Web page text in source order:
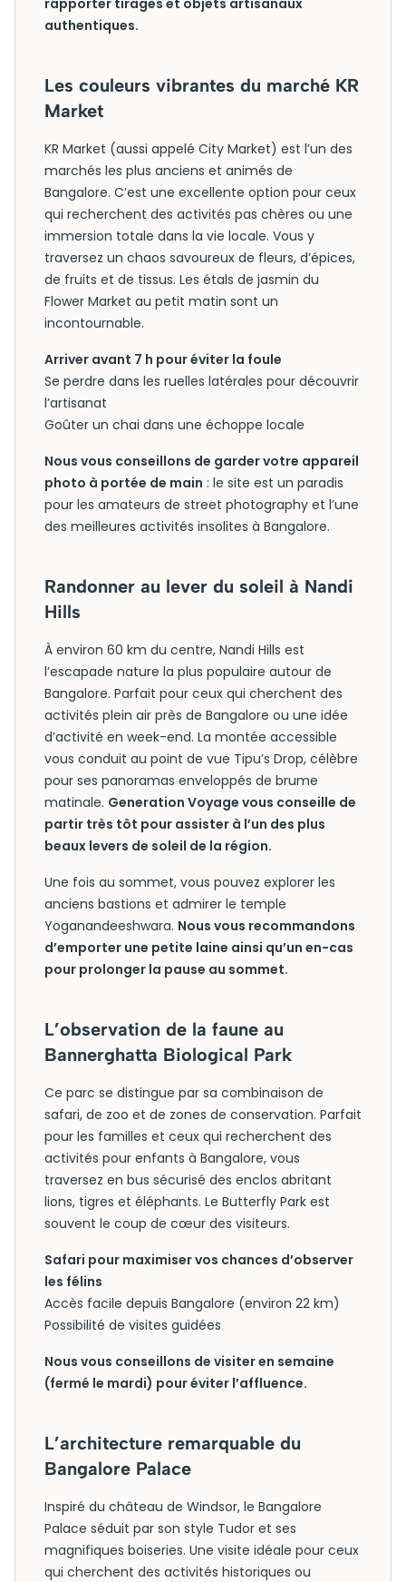
rapporter tirages et objets artisanaux
authentiques.
Les couleurs vibrantes du marché KR
Market
KR Market (aussi appelé City Market) est l’un des
marchés les plus anciens et animés de
Bangalore. C’est une excellente option pour ceux
qui recherchent des activités pas chères ou une
immersion totale dans la vie locale. Vous y
traversez un chaos savoureux de fleurs, d’épices,
de fruits et de tissus. Les étals de jasmin du
Flower Market au petit matin sont un
incontournable.
Arriver avant 7 h pour éviter la foule
Se perdre dans les ruelles latérales pour découvrir
l’artisanat
Goûter un chai dans une échoppe locale
Nous vous conseillons de garder votre appareil
photo à portée de main : le site est un paradis
pour les amateurs de street photography et l’une
des meilleures activités insolites à Bangalore.
Randonner au lever du soleil à Nandi
Hills
À environ 60 km du centre, Nandi Hills est
l’escapade nature la plus populaire autour de
Bangalore. Parfait pour ceux qui cherchent des
activités plein air près de Bangalore ou une idée
d’activité en week-end. La montée accessible
vous conduit au point de vue Tipu’s Drop, célèbre
pour ses panoramas enveloppés de brume
matinale. Generation Voyage vous conseille de
partir très tôt pour assister à l’un des plus
beaux levers de soleil de la région.
Une fois au sommet, vous pouvez explorer les
anciens bastions et admirer le temple
Yoganandeeshwara. Nous vous recommandons
d’emporter une petite laine ainsi qu’un en-cas
pour prolonger la pause au sommet.
L’observation de la faune au
Bannerghatta Biological Park
Ce parc se distingue par sa combinaison de
safari, de zoo et de zones de conservation. Parfait
pour les familles et ceux qui recherchent des
activités pour enfants à Bangalore, vous
traversez en bus sécurisé des enclos abritant
lions, tigres et éléphants. Le Butterfly Park est
souvent le coup de cœur des visiteurs.
Safari pour maximiser vos chances d’observer
les félins
Accès facile depuis Bangalore (environ 22 km)
Possibilité de visites guidées
Nous vous conseillons de visiter en semaine
(fermé le mardi) pour éviter l’affluence.
L’architecture remarquable du
Bangalore Palace
Inspiré du château de Windsor, le Bangalore
Palace séduit par son style Tudor et ses
magnifiques boiseries. Une visite idéale pour ceux
qui cherchent des activités historiques ou